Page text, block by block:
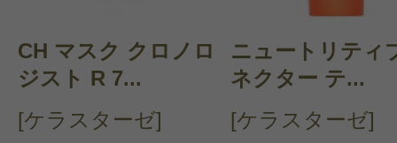
CH マスク クロノロ
ジスト R 7...
[ケラスターゼ]
ニュートリティ
ネクター テ...
[ケラスターゼ]